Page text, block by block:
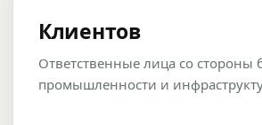
Клиентов
Ответственные лица со стороны
промышленности и